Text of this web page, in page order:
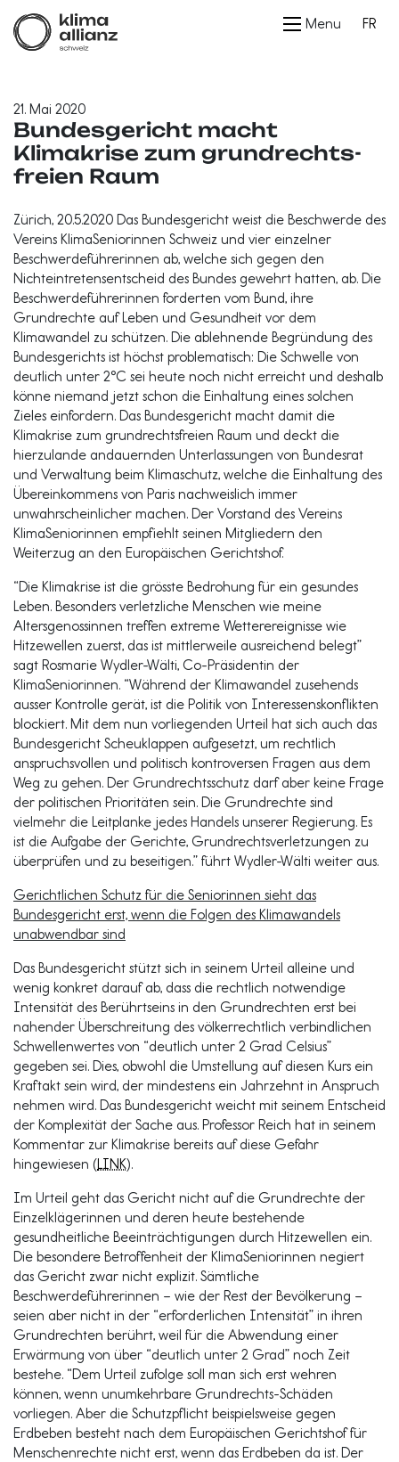
Menu FR
21. Mai 2020
Bundesgericht macht
Klimakrise zum grundrechts­
freien Raum
Zürich, 20.5.2020 Das Bundesgericht weist die Beschwerde des
Vereins KlimaSeniorinnen Schweiz und vier einzelner
Beschwerdeführerinnen ab, welche sich gegen den
Nichteintretensentscheid des Bundes gewehrt hatten, ab. Die
Beschwerdeführerinnen forderten vom Bund, ihre
Grundrechte auf Leben und Gesundheit vor dem
Klimawandel zu schützen. Die ablehnende Begründung des
Bundesgerichts ist höchst problematisch: Die Schwelle von
deutlich unter 2°C sei heute noch nicht erreicht und deshalb
könne niemand jetzt schon die Einhaltung eines solchen
Zieles einfordern. Das Bundesgericht macht damit die
Klimakrise zum grundrechtsfreien Raum und deckt die
hierzulande andauernden Unterlassungen von Bundesrat
und Verwaltung beim Klimaschutz, welche die Einhaltung des
Übereinkommens von Paris nachweislich immer
unwahrscheinlicher machen. Der Vorstand des Vereins
KlimaSeniorinnen empfiehlt seinen Mitgliedern den
Weiterzug an den Europäischen Gerichtshof.
“Die Klimakrise ist die grösste Bedrohung für ein gesundes
Leben. Besonders verletzliche Menschen wie meine
Altersgenossinnen treffen extreme Wetterereignisse wie
Hitzewellen zuerst, das ist mittlerweile ausreichend belegt”
sagt Rosmarie Wydler-Wälti, Co-Präsidentin der
KlimaSeniorinnen. “Während der Klimawandel zusehends
ausser Kontrolle gerät, ist die Politik von Interessenskonflikten
blockiert. Mit dem nun vorliegenden Urteil hat sich auch das
Bundesgericht Scheuklappen aufgesetzt, um rechtlich
anspruchsvollen und politisch kontroversen Fragen aus dem
Weg zu gehen. Der Grundrechtsschutz darf aber keine Frage
der politischen Prioritäten sein. Die Grundrechte sind
vielmehr die Leitplanke jedes Handels unserer Regierung. Es
ist die Aufgabe der Gerichte, Grundrechtsverletzungen zu
überprüfen und zu beseitigen.” führt Wydler-Wälti weiter aus.
Gerichtlichen Schutz für die Seniorinnen sieht das
Bundesgericht erst, wenn die Folgen des Klimawandels
unabwendbar sind
Das Bundesgericht stützt sich in seinem Urteil alleine und
wenig konkret darauf ab, dass die rechtlich notwendige
Intensität des Berührtseins in den Grundrechten erst bei
nahender Überschreitung des völkerrechtlich verbindlichen
Schwellenwertes von “deutlich unter 2 Grad Celsius”
gegeben sei. Dies, obwohl die Umstellung auf diesen Kurs ein
Kraftakt sein wird, der mindestens ein Jahrzehnt in Anspruch
nehmen wird. Das Bundesgericht weicht mit seinem Entscheid
der Komplexität der Sache aus. Professor Reich hat in seinem
Kommentar zur Klimakrise bereits auf diese Gefahr
hingewiesen (LINK).
Im Urteil geht das Gericht nicht auf die Grundrechte der
Einzelklägerinnen und deren heute bestehende
gesundheitliche Beeinträchtigungen durch Hitzewellen ein.
Die besondere Betroffenheit der KlimaSeniorinnen negiert
das Gericht zwar nicht explizit. Sämtliche
Beschwerdeführerinnen – wie der Rest der Bevölkerung –
seien aber nicht in der “erforderlichen Intensität” in ihren
Grundrechten berührt, weil für die Abwendung einer
Erwärmung von über “deutlich unter 2 Grad” noch Zeit
bestehe. “Dem Urteil zufolge soll man sich erst wehren
können, wenn unumkehrbare Grundrechts-Schäden
vorliegen. Aber die Schutzpflicht beispielsweise gegen
Erdbeben besteht nach dem Europäischen Gerichtshof für
Menschenrechte nicht erst, wenn das Erdbeben da ist. Der